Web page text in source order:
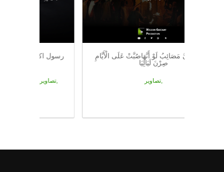
صُبَّتْ عَلَيَّ مَصَائِبُ لَوْ أَنَّهَاصُبَّتْ عَلَى الْأَيَّامِ